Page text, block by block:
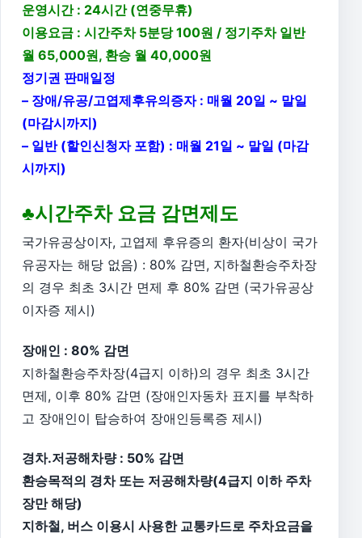
운영시간 : 24시간 (연중무휴)
이용요금 : 시간주차 5분당 100원 / 정기주차 일반
월 65,000원, 환승 월 40,000원
정기권 판매일정
– 장애/유공/고엽제후유의증자 : 매월 20일 ~ 말일
(마감시까지)
– 일반 (할인신청자 포함) : 매월 21일 ~ 말일 (마감
시까지)
♣시간주차 요금 감면제도
국가유공상이자, 고엽제 후유증의 환자(비상이 국가
유공자는 해당 없음) : 80% 감면, 지하철환승주차장
의 경우 최초 3시간 면제 후 80% 감면 (국가유공상
이자증 제시)
장애인 : 80% 감면
지하철환승주차장(4급지 이하)의 경우 최초 3시간
면제, 이후 80% 감면 (장애인자동차 표지를 부착하
고 장애인이 탑승하여 장애인등록증 제시)
경차.저공해차량 : 50% 감면
환승목적의 경차 또는 저공해차량(4급지 이하 주차
장만 해당)
지하철, 버스 이용시 사용한 교통카드로 주차요금을